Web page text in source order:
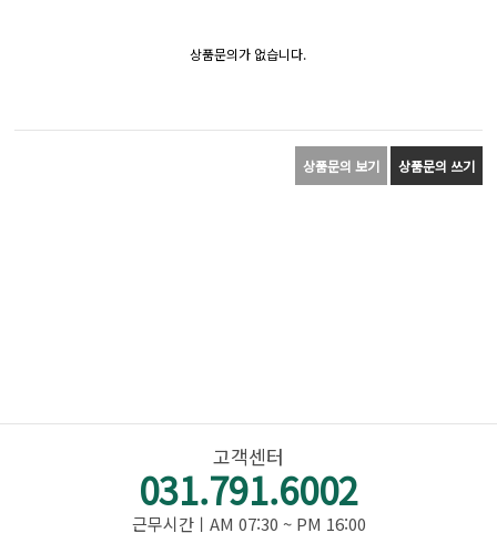
상품문의가 없습니다.
상품문의 보기 상품문의 쓰기
고객센터
031.791.6002
근무시간ㅣAM 07:30 ~ PM 16:00